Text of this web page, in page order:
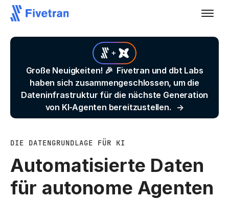
Große Neuigkeiten! 🎉 Fivetran und dbt Labs
haben sich zusammengeschlossen, um die
Dateninfrastruktur für die nächste Generation
von KI-Agenten bereitzustellen.
DIE DATENGRUNDLAGE FÜR KI
Automatisierte Daten
für autonome Agenten